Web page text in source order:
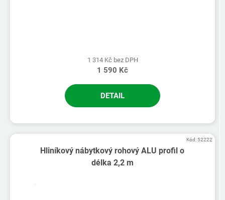
1 314 Kč bez DPH
1 590 Kč
DETAIL
Hliníkový nábytkový rohový ALU profil o
délka 2,2 m
Kód: 52222